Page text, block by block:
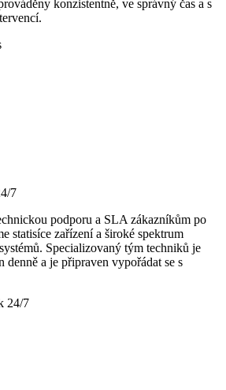
konzistentně, ve správný čas a s
7
podporu a SLA zákazníkům po
statisíce zařízení a široké spektrum
Specializovaný tým techniků je
a je připraven vypořádat se s